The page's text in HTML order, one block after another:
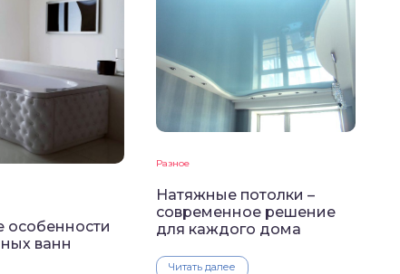
особенности
ванн
Разное
Натяжные потолки –
современное решение
для каждого дома
Читать далее